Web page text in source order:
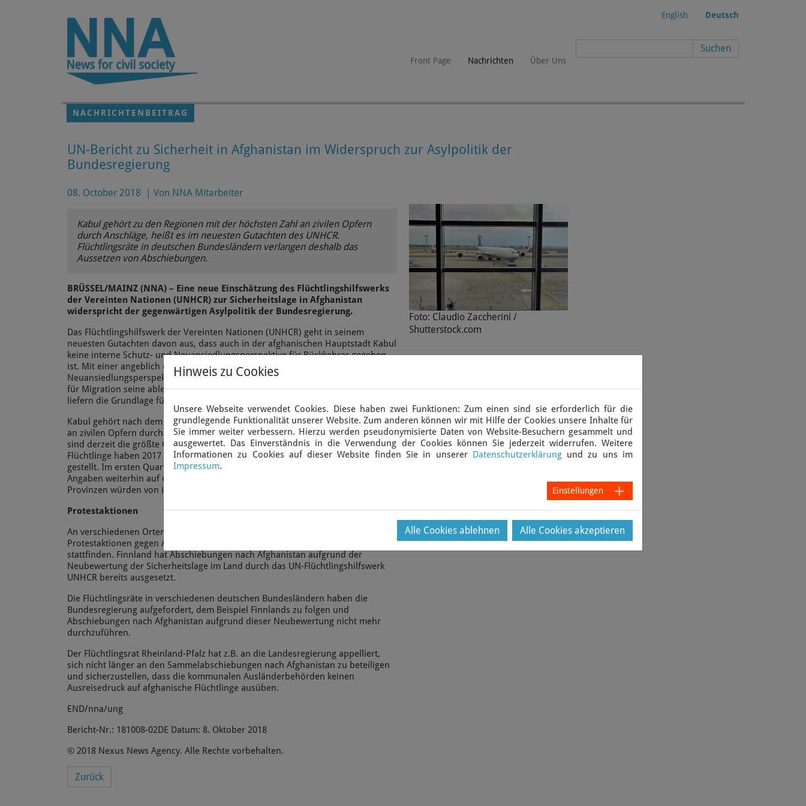
English Deutsch
Front Page Nachrichten Über Uns
NACHRICHTENBEITRAG
UN-Bericht zu Sicherheit in Afghanistan im Widerspruch zur Asylpolitik der
Bundesregierung
08. October 2018 Von NNA Mitarbeiter
Kabul gehört zu den Regionen mit der höchsten Zahl an zivilen Opfern
durch Anschläge, heißt es im neuesten Gutachten des UNHCR.
Flüchtlingsräte in deutschen Bundesländern verlangen deshalb das
Aussetzen von Abschiebungen.
BRÜSSEL/MAINZ (NNA) – Eine neue Einschätzung des Flüchtlingshilfswerks
der Vereinten Nationen (UNHCR) zur Sicherheitslage in Afghanistan
widerspricht der gegenwärtigen Asylpolitik der Bundesregierung.
Das Flüchtlingshilfswerk der Vereinten Nationen (UNHCR) geht in seinem
neuesten Gutachten davon aus, dass auch in der afghanischen Hauptstadt Kabul
keine interne Schutz- und Neuansiedlungsperspektive für Rückkehrer gegeben
ist. Mit einer angeblich existierenden internen Schutz- und
Neuansiedlungsperspektive für Rückkehrer in Kabul begründet das Bundesamt
für Migration seine ablehnenden Asylbescheide für afghanische Flüchtlinge, sie
liefern die Grundlage für Abschiebungen.
Kabul gehört nach dem UNHCR-Bericht zu den Regionen mit der höchsten Zahl
an zivilen Opfern durch Anschläge, heißt es in dem UNHCR-Bericht. Afghanen
sind derzeit die größte Gruppe an Asylsuchenden weltweit. Rund 149.000
Flüchtlinge haben 2017 einen Antrag auf Asyl in Europa, Asien oder Nordamerika
gestellt. Im ersten Quartal 2018 waren es 30.000. Die Taliban sind nach UN-
Angaben weiterhin auf dem Vormarsch, mehr als 40% der afghanischen
Provinzen würden von ihnen kontrolliert.
Protestaktionen
An verschiedenen Orten in Europa werden am 2. Wochenende im Oktober
Protestaktionen gegen Abschiebungen von afghanischen Flüchtlingen
stattfinden. Finnland hat Abschiebungen nach Afghanistan aufgrund der
Neubewertung der Sicherheitslage im Land durch das UN-Flüchtlingshilfswerk
UNHCR bereits ausgesetzt.
Die Flüchtlingsräte in verschiedenen deutschen Bundesländern haben die
Bundesregierung aufgefordert, dem Beispiel Finnlands zu folgen und
Abschiebungen nach Afghanistan aufgrund dieser Neubewertung nicht mehr
durchzuführen.
Der Flüchtlingsrat Rheinland-Pfalz hat z.B. an die Landesregierung appelliert,
sich nicht länger an den Sammelabschiebungen nach Afghanistan zu beteiligen
und sicherzustellen, dass die kommunalen Ausländerbehörden keinen
Ausreisedruck auf afghanische Flüchtlinge ausüben.
END/nna/ung
Bericht-Nr.: 181008-02DE Datum: 8. Oktober 2018
© 2018 Nexus News Agency. Alle Rechte vorbehalten.
Zurück
Foto: Claudio Zaccherini /
Shutterstock.com
Hinweis zu Cookies
Unsere Webseite verwendet Cookies. Diese haben zwei Funktionen: Zum einen sind sie erforderlich für die
grundlegende Funktionalität unserer Website. Zum anderen können wir mit Hilfe der Cookies unsere Inhalte für
Sie immer weiter verbessern. Hierzu werden pseudonymisierte Daten von Website-Besuchern gesammelt und
ausgewertet. Das Einverständnis in die Verwendung der Cookies können Sie jederzeit widerrufen. Weitere
Informationen zu Cookies auf dieser Website finden Sie in unserer Datenschutzerklärungund zu uns im
Impressum.
Einstellungen
Alle Cookies ablehnen Alle Cookies akzeptieren